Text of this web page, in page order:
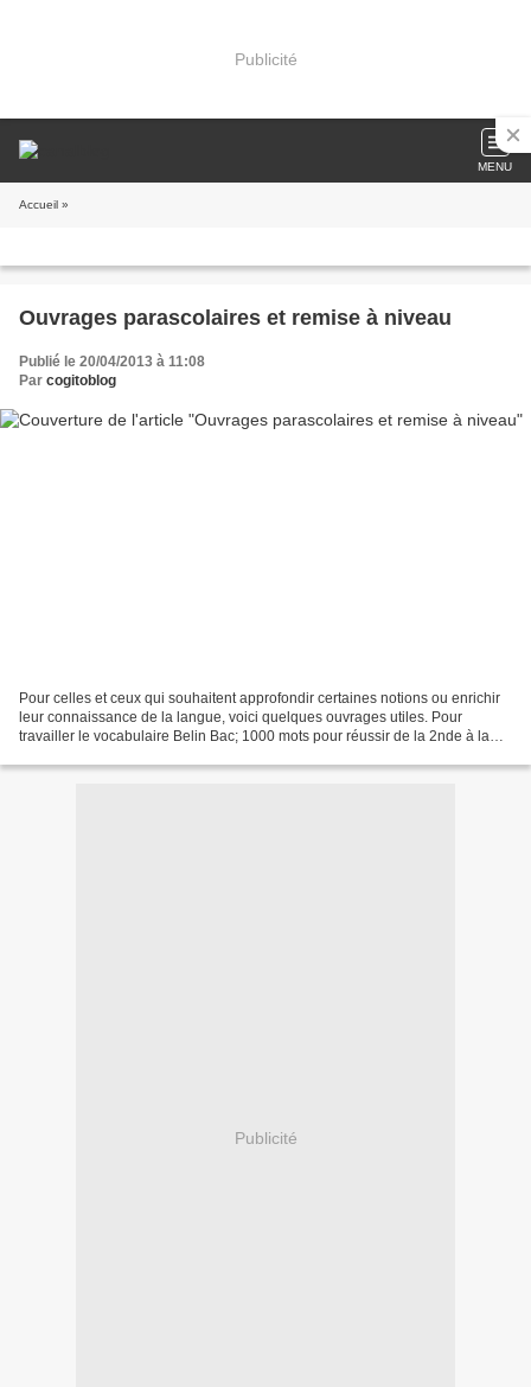
Publicité
MENU
Accueil »
Ouvrages parascolaires et remise à niveau
Publié le 20/04/2013 à 11:08
Par cogitoblog
Pour celles et ceux qui souhaitent approfondir certaines notions ou enrichir
leur connaissance de la langue, voici quelques ouvrages utiles. Pour
travailler le vocabulaire Belin Bac; 1000 mots pour réussir de la 2nde à la
Publicité